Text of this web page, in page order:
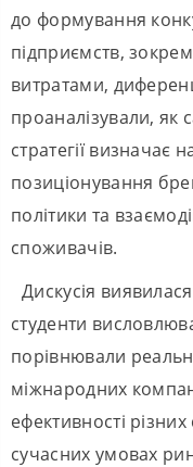
до формування
підприємств,
витратами,
проаналізували, як
стратегії визначає
позиціонування
політики та
споживачів.
Дискусія
студенти
порівнювали
міжнародних
ефективності різних
сучасних умовах